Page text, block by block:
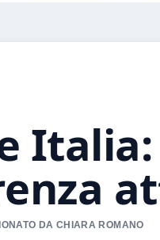
DA CHIARA ROMANO